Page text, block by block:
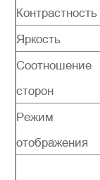
Контрастность
Яркость
Соотношение
сторон
Режим
отображения